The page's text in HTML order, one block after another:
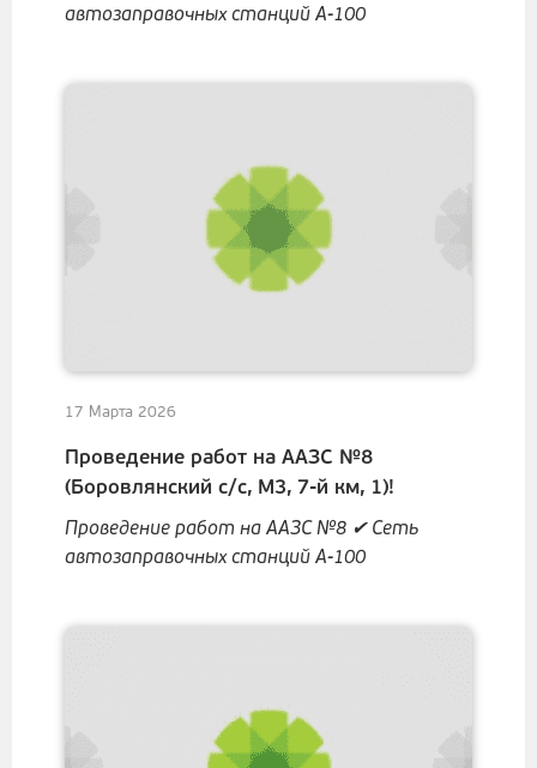
автозаправочных станций А-100
17 Марта 2026
Проведение работ на ААЗС №8
(Боровлянский с/с, M3, 7-й км, 1)!
Проведение работ на ААЗС №8 ✔ Сеть
автозаправочных станций А-100